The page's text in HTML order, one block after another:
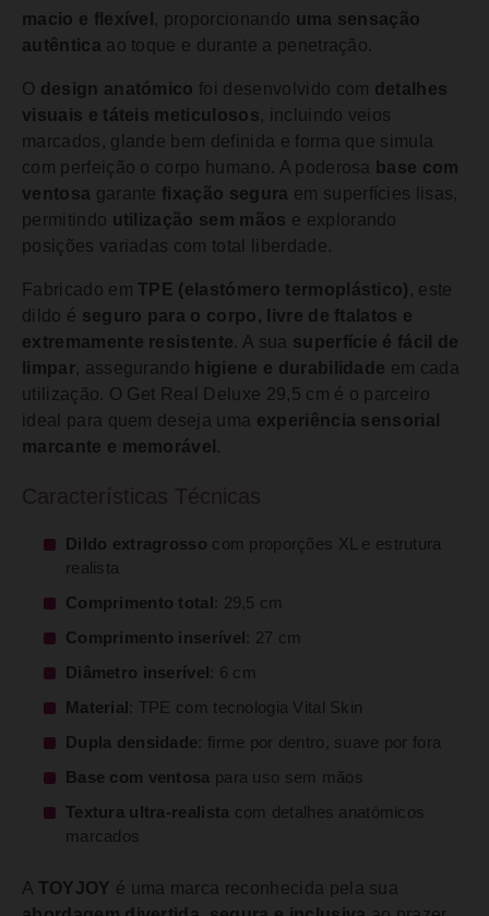
macio e flexível , proporcionando uma sensação
autêntica ao toque e durante a penetração.
O design anatómico foi desenvolvido com detalhes
visuais e táteis meticulosos, incluindo veios
marcados, glande bem definida e forma que simula
com perfeição o corpo humano. A poderosa
base com
ventosa garante fixação segura em superfícies lisas,
permitindo utilização sem mãos e explorando
posições variadas com total liberdade.
Fabricado emTPE (elastómero termoplástico) , este
dildo é seguro para o corpo, livre de ftalatos e
extremamente resistente. A sua superfície é fácil de
limpar, assegurando higiene e durabilidade em cada
utilização. O Get Real Deluxe 29,5 cm é o parceiro
ideal para quem deseja uma experiência sensorial
marcante e memorável .
Características Técnicas
Dildo extragrosso com proporções XL e estrutura
realista
Comprimento total
: 29,5 cm
Comprimento inserível
: 27 cm
Diâmetro inserível
: 6 cm
Material
: TPE com tecnologia Vital Skin
Dupla densidade : firme por dentro, suave por fora
Base com ventosa para uso sem mãos
Textura ultra-realista com detalhes anatómicos
marcados
A TOYJOY é uma marca reconhecida pela sua